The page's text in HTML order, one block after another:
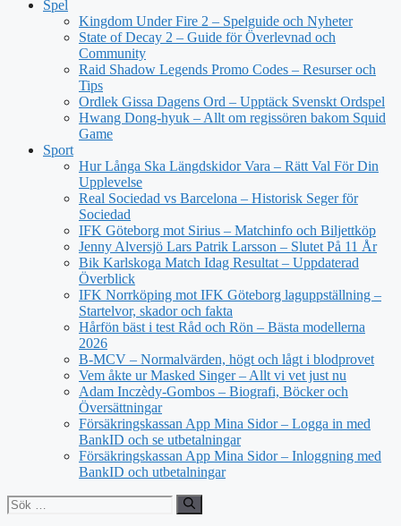
Spel
Kingdom Under Fire 2 – Spelguide och Nyheter
State of Decay 2 – Guide för Överlevnad och
Community
Raid Shadow Legends Promo Codes – Resurser och
Tips
Ordlek Gissa Dagens Ord – Upptäck Svenskt Ordspel
Hwang Dong-hyuk – Allt om regissören bakom Squid
Game
Sport
Hur Långa Ska Längdskidor Vara – Rätt Val För Din
Upplevelse
Real Sociedad vs Barcelona – Historisk Seger för
Sociedad
IFK Göteborg mot Sirius – Matchinfo och Biljettköp
Jenny Alversjö Lars Patrik Larsson – Slutet På 11 År
Bik Karlskoga Match Idag Resultat – Uppdaterad
Överblick
IFK Norrköping mot IFK Göteborg laguppställning –
Startelvor, skador och fakta
Hårfön bäst i test Råd och Rön – Bästa modellerna
2026
B-MCV – Normalvärden, högt och lågt i blodprovet
Vem åkte ur Masked Singer – Allt vi vet just nu
Adam Inczèdy-Gombos – Biografi, Böcker och
Översättningar
Försäkringskassan App Mina Sidor – Logga in med
BankID och se utbetalningar
Försäkringskassan App Mina Sidor – Inloggning med
BankID och utbetalningar
Sök
efter: